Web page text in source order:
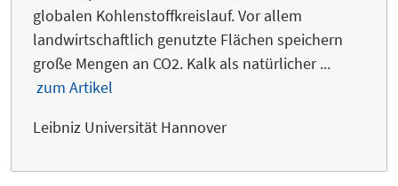
globalen Kohlenstoffkreislauf. Vor allem
landwirtschaftlich genutzte Flächen speichern
große Mengen an CO2. Kalk als natürlicher ...
zum Artikel
Leibniz Universität Hannover